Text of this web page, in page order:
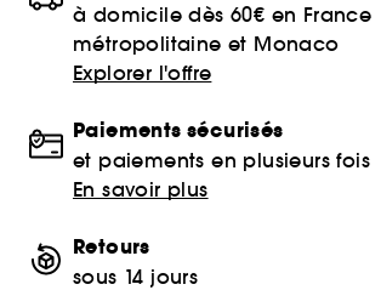
à domicile dès 60€ en France
métropolitaine et Monaco
Explorer l'offre
Paiements sécurisés
et paiements en plusieurs fois
En savoir plus
Retours
sous 14 jours